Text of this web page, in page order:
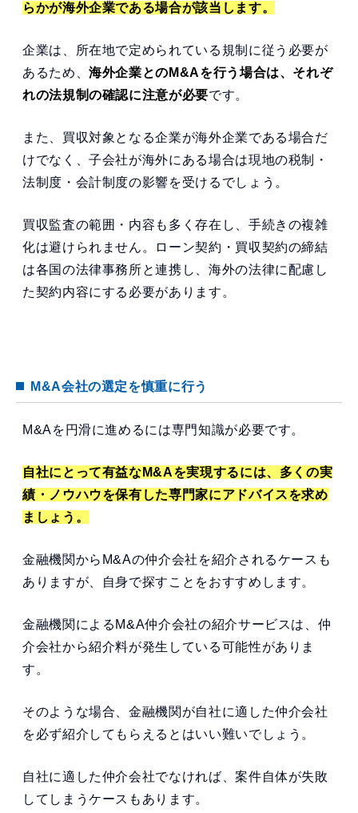
らかが海外企業である場合が該当します。
企業は、所在地で定められている規制に従う必要が
あるため、海外企業とのM&Aを行う場合は、それぞ
れの法規制の確認に注意が必要です。
また、買収対象となる企業が海外企業である場合だ
けでなく、子会社が海外にある場合は現地の税制・
法制度・会計制度の影響を受けるでしょう。
買収監査の範囲・内容も多く存在し、手続きの複雑
化は避けられません。ローン契約・買収契約の締結
は各国の法律事務所と連携し、海外の法律に配慮し
た契約内容にする必要があります。
M&A会社の選定を慎重に行う
M&Aを円滑に進めるには専門知識が必要です。
自社にとって有益なM&Aを実現するには、多くの実
績・ノウハウを保有した専門家にアドバイスを求め
ましょう。
金融機関からM&Aの仲介会社を紹介されるケースも
ありますが、自身で探すことをおすすめします。
金融機関によるM&A仲介会社の紹介サービスは、仲
介会社から紹介料が発生している可能性がありま
す。
そのような場合、金融機関が自社に適した仲介会社
を必ず紹介してもらえるとはいい難いでしょう。
自社に適した仲介会社でなければ、案件自体が失敗
してしまうケースもあります。